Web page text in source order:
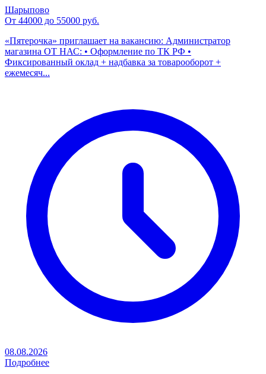
Шарыпово
От 44000 до 55000 руб.
«Пятерочка» приглашает на вакансию: Администратор
магазина ОТ НАС: • Оформление по ТК РФ •
Фиксированный оклад + надбавка за товарооборот +
ежемесяч...
08.08.2026
Подробнее